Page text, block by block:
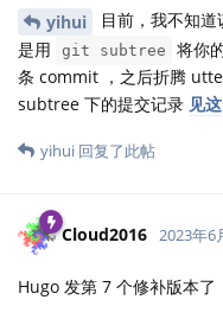
yihui
目前，我不知
是用
git subtree
将你
条 commit ，之后折腾
subtree 下的提交记录 见这
yihui 回复了此帖
Cloud2016 2023年6
Hugo 发第 7 个修补版本了